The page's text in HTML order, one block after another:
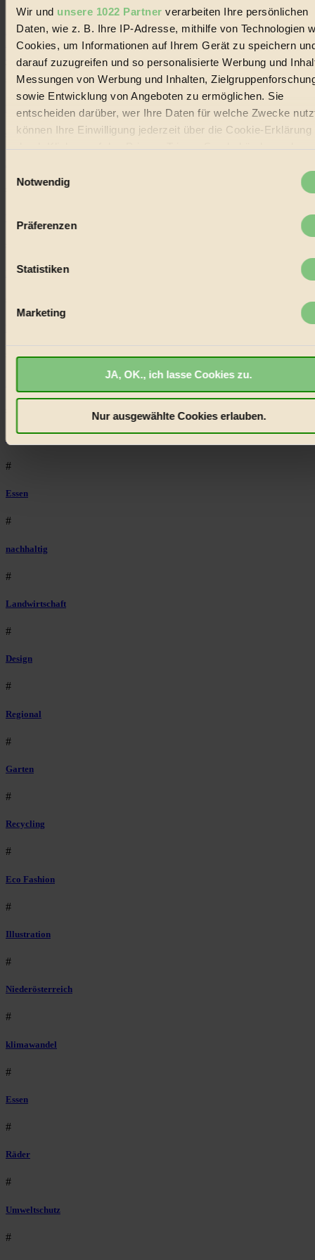
Wir und unsere 1022 Partner verarbeiten Ihre persönlichen
Daten, wie z. B. Ihre IP-Adresse, mithilfe von Technologien
Cookies, um Informationen auf Ihrem Gerät zu speichern
darauf zuzugreifen und so personalisierte Werbung und
Messungen von Werbung und Inhalten,
sowie Entwicklung von Angeboten zu ermöglichen. Sie
entscheiden darüber, wer Ihre Daten für welche Zwecke
können Ihre Einwilligung jederzeit über die Cookie-Erklärung
durch Klicken auf das Privacy Trigger Symbol ändern oder
Informationen über Ihre geografische Lage erfassen,
welche bis auf einige Meter genau sein können
Merkmalen (Fingerprinting) identifizieren
Einzelheiten
BIORAMA.eu verwendet Cookies
ist werbefinanziert und deswegen für dich
kostenfrei.Wir benötigen deine Einwilligung für Cookies, um
etwa selbst anonymisierte Statistiken dazu auslesen zu
externen Plattformen anzuzeigen, oder auch, um Werbung
Notwendig
Präferenzen
Statistiken
Marketing
JA, OK., ich lasse Cookies zu.
Nur ausgewählte Cookies erlauben.
Social Media
22.601 Fans auf Facebook
3.415 Follower auf Twitter
Themen
Lebensmittel
Umwelt
#
Essen
#
nachhaltig
#
Landwirtschaft
#
Design
#
Regional
#
Garten
#
Recycling
#
Eco Fashion
#
Illustration
#
Niederösterreich
#
klimawandel
#
Essen
#
Räder
#
Umweltschutz
#